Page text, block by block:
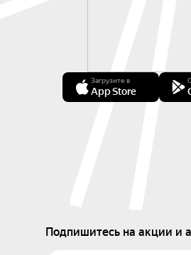
Загрузите в
App Store
Подпишитесь на акции и